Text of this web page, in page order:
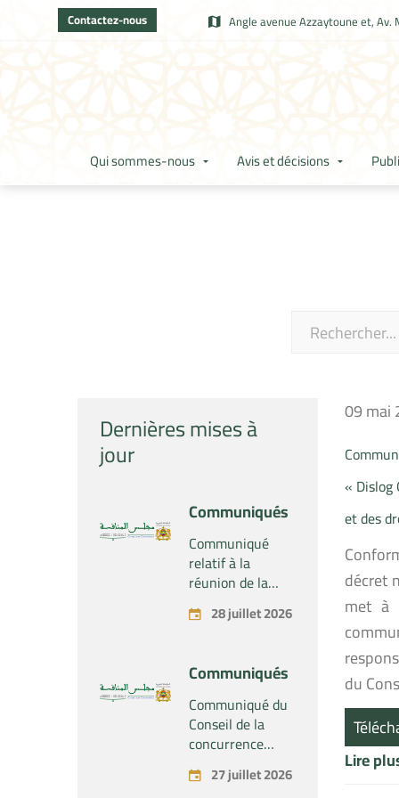
Contactez-nous Angle avenue Azzaytoune et, Av.
Qui sommes-nous Avis et décisions
Dernières mises à
jour
Communiqués
Communiqué
relatif à la
réunion de la
Section du
Conseil de la
Tenue le mardi
28 juillet 2026
28 juillet 2026
Communiqués
Communiqué du
Conseil de la
concurrence
relatif au projet
de concentration
27 juillet 2026
09 mai
« Dislog
et des
décret
met à
du
Lire